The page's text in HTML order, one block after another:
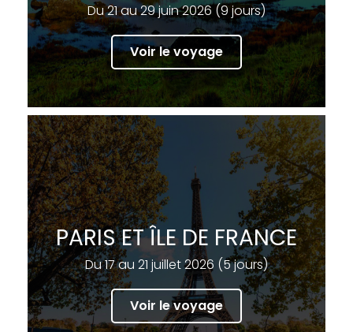
Du 21 au 29 juin 2026 (9 jours)
Voir le voyage
PARIS ET ÎLE DE FRANCE
Du 17 au 21 juillet 2026 (5 jours)
Voir le voyage